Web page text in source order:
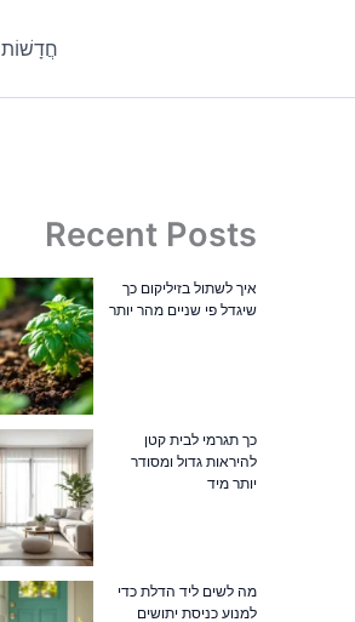
חֲדָשׁוֹת
Recent Posts
איך לשתול בזיליקום כך
שיגדל פי שניים מהר יותר
כך תגרמי לבית קטן
להיראות גדול ומסודר
יותר מיד
מה לשים ליד הדלת כדי
למנוע כניסת יתושים